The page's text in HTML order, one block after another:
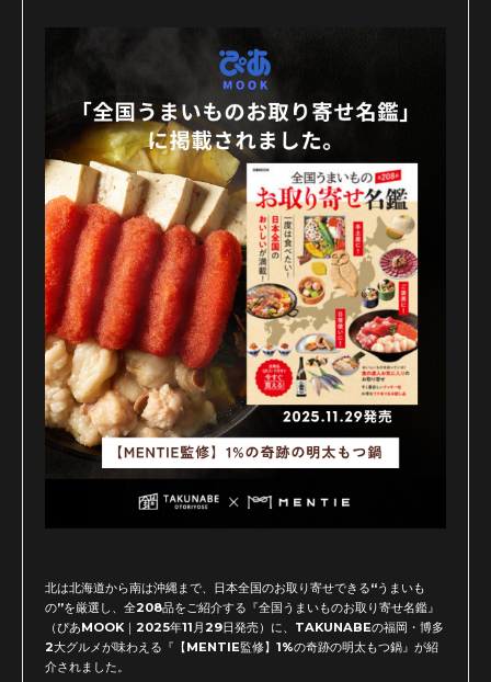
北は北海道から南は沖縄まで、日本全国のお取り寄せできる“うまいも
の”を厳選し、全208品をご紹介する『全国うまいものお取り寄せ名鑑』
（ぴあMOOK｜2025年11月29日発売）に、TAKUNABEの福岡・博多
2大グルメが味わえる『【MENTIE監修】1%の奇跡の明太もつ鍋』が紹
介されました。